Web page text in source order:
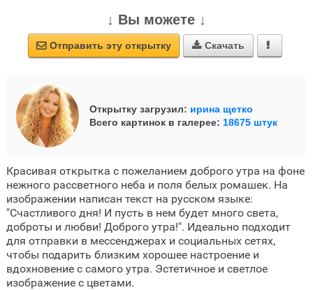
↓ Вы можете ↓
 Отправить эту открытку  Скачать 
Открытку загрузил: ирина щетко
Всего картинок в галерее: 18675 штук
Красивая открытка с пожеланием доброго утра на фоне
нежного рассветного неба и поля белых ромашек. На
изображении написан текст на русском языке:
"Счастливого дня! И пусть в нем будет много света,
доброты и любви! Доброго утра!". Идеально подходит
для отправки в мессенджерах и социальных сетях,
чтобы подарить близким хорошее настроение и
вдохновение с самого утра. Эстетичное и светлое
изображение с цветами.